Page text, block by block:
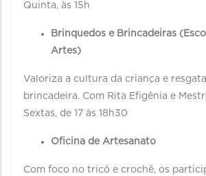
Quinta, às 15h
Brinquedos e Brincadeiras
Artes)
Valoriza a cultura da criança e
brincadeira. Com Rita Efigênia e
Sextas, de 17 às 18h30
Oficina de Artesanato
Com foco no tricô e crochê, os